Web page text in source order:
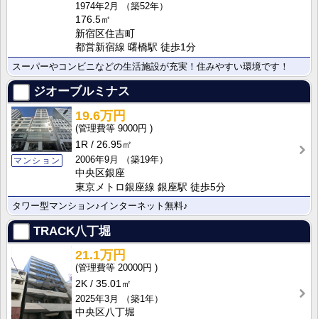
1974年2月
（築52年）
176.5㎡
新宿区住吉町
都営新宿線 曙橋駅 徒歩1分
スーパーやコンビニなどの生活施設が充実！住みやすい環境です！
ジオーブルミナス
マンション
19.6万円
9000円
1R
26.95㎡
2006年9月
（築19年）
中央区銀座
東京メトロ銀座線 銀座駅 徒歩5分
タワー型マンション♪インターネット無料♪
TRACK八丁堀
21.1万円
20000円
2K
35.01㎡
2025年3月
（築1年）
中央区八丁堀